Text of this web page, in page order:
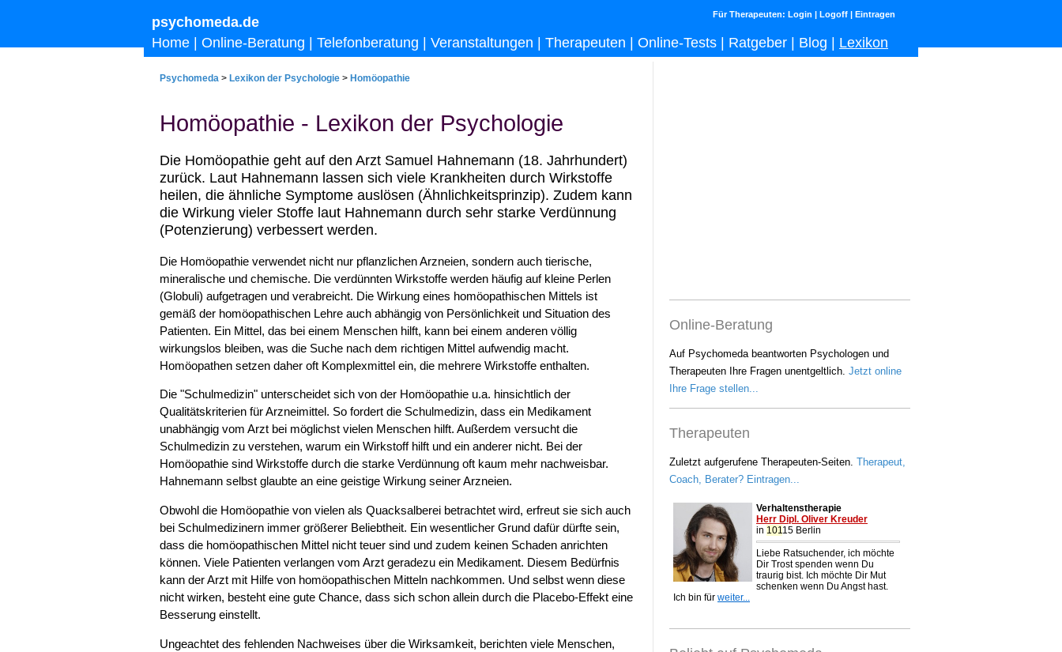
Für Therapeuten: Login | Logoff | Eintragen
psychomeda.de
Home
Online-Beratung Telefonberatung Veranstaltungen Therapeuten Online-Tests Ratgeber Blog Lexikon
Psychomeda > Lexikon der Psychologie > Homöopathie
Homöopathie - Lexikon der Psychologie
Die Homöopathie geht auf den Arzt Samuel Hahnemann (18. Jahrhundert)
zurück. Laut Hahnemann lassen sich viele Krankheiten durch Wirkstoffe
heilen, die ähnliche Symptome auslösen (Ähnlichkeitsprinzip). Zudem kann
die Wirkung vieler Stoffe laut Hahnemann durch sehr starke Verdünnung
(Potenzierung) verbessert werden.
Die Homöopathie verwendet nicht nur pflanzlichen Arzneien, sondern auch tierische,
mineralische und chemische. Die verdünnten Wirkstoffe werden häufig auf kleine Perlen
(Globuli) aufgetragen und verabreicht. Die Wirkung eines homöopathischen Mittels ist
gemäß der homöopathischen Lehre auch abhängig von Persönlichkeit und Situation des
Patienten. Ein Mittel, das bei einem Menschen hilft, kann bei einem anderen völlig
wirkungslos bleiben, was die Suche nach dem richtigen Mittel aufwendig macht.
Homöopathen setzen daher oft Komplexmittel ein, die mehrere Wirkstoffe enthalten.
Die "Schulmedizin" unterscheidet sich von der Homöopathie u.a. hinsichtlich der
Qualitätskriterien für Arzneimittel. So fordert die Schulmedizin, dass ein Medikament
unabhängig vom Arzt bei möglichst vielen Menschen hilft. Außerdem versucht die
Schulmedizin zu verstehen, warum ein Wirkstoff hilft und ein anderer nicht. Bei der
Homöopathie sind Wirkstoffe durch die starke Verdünnung oft kaum mehr nachweisbar.
Hahnemann selbst glaubte an eine geistige Wirkung seiner Arzneien.
Obwohl die Homöopathie von vielen als Quacksalberei betrachtet wird, erfreut sie sich auch
bei Schulmedizinern immer größerer Beliebtheit. Ein wesentlicher Grund dafür dürfte sein,
dass die homöopathischen Mittel nicht teuer sind und zudem keinen Schaden anrichten
können. Viele Patienten verlangen vom Arzt geradezu ein Medikament. Diesem Bedürfnis
kann der Arzt mit Hilfe von homöopathischen Mitteln nachkommen. Und selbst wenn diese
nicht wirken, besteht eine gute Chance, dass sich schon allein durch die Placebo-Effekt eine
Besserung einstellt.
Ungeachtet des fehlenden Nachweises über die Wirksamkeit, berichten viele Menschen,
Online-Beratung
Auf Psychomeda beantworten Psychologen und
Therapeuten Ihre Fragen unentgeltlich. Jetzt online
Ihre Frage stellen...
Therapeuten
Zuletzt aufgerufene Therapeuten-Seiten. Therapeut,
Coach, Berater? Eintragen...